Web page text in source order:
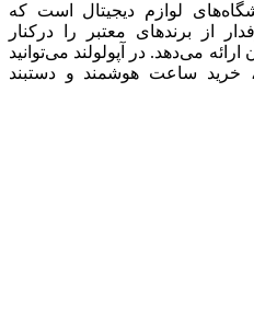
لوازم دیجیتال است که
از برندهای معتبر را درکنار
می‌دهد. در آپولولند می‌توانید
ساعت هوشمند و دستبند